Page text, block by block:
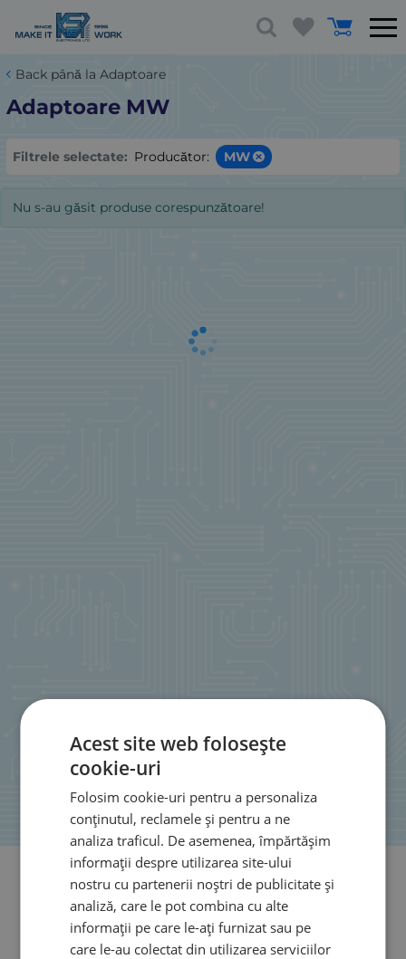
Back până la Adaptoare
Adaptoare MW
Filtrele selectate: Producător: MW
Nu s-au găsit produse corespunzătoare!
Acest site web folosește
cookie-uri
Folosim cookie-uri pentru a personaliza
conținutul, reclamele și pentru a ne
analiza traficul. De asemenea, împărtășim
informații despre utilizarea site-ului
nostru cu partenerii noștri de publicitate și
analiză, care le pot combina cu alte
informații pe care le-ați furnizat sau pe
care le-au colectat din utilizarea serviciilor